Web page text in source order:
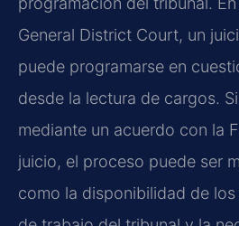
General District Court, un
puede programarse en
desde la lectura de cargos.
mediante un acuerdo con la
juicio, el proceso puede ser
como la disponibilidad de